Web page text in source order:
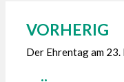
VORHERIG
Der Ehrentag am